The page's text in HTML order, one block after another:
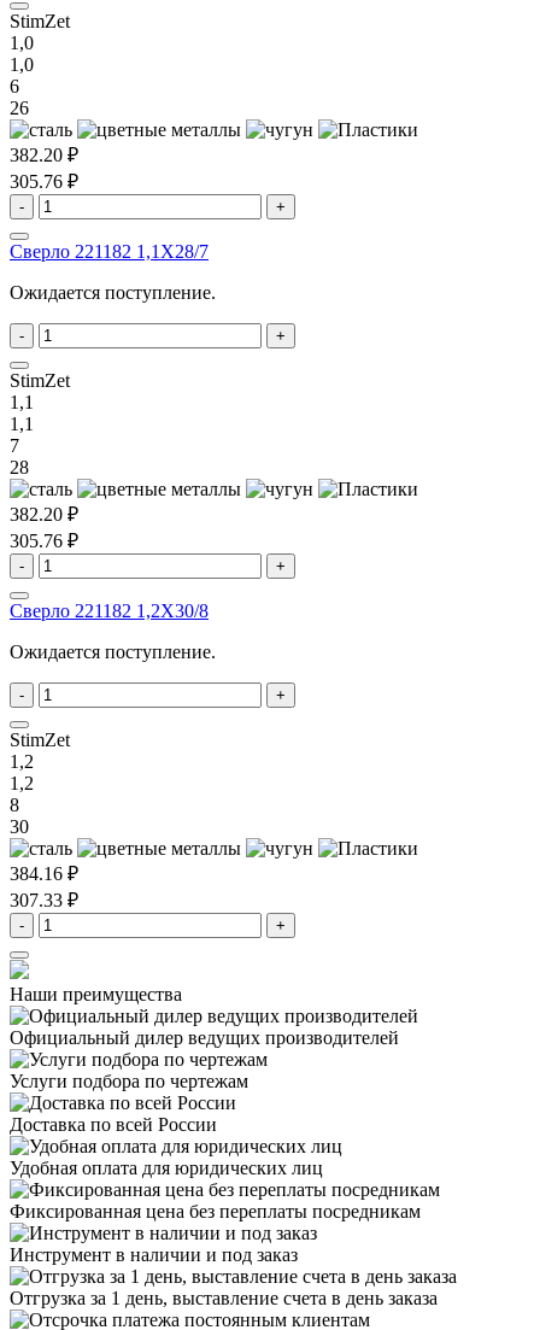
StimZet
1,0
1,0
6
26
382.20 ₽
305.76 ₽
- +
Сверло 221182 1,1X28/7
Ожидается поступление.
- +
StimZet
1,1
1,1
7
28
382.20 ₽
305.76 ₽
- +
Сверло 221182 1,2X30/8
Ожидается поступление.
- +
StimZet
1,2
1,2
8
30
384.16 ₽
307.33 ₽
- +
Наши преимущества
Официальный дилер ведущих производителей
Услуги подбора по чертежам
Доставка по всей России
Удобная оплата для юридических лиц
Фиксированная цена без переплаты посредникам
Инструмент в наличии и под заказ
Отгрузка за 1 день, выставление счета в день заказа